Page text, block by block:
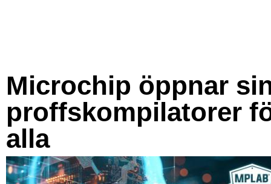
Microchip öppnar
proffskompilatorer
alla